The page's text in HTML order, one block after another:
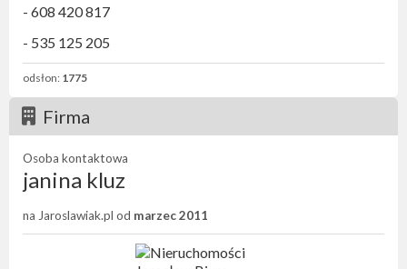
- 608 420 817
- 535 125 205
odsłon: 1775
Firma
Osoba kontaktowa
janina kluz
na Jaroslawiak.pl od marzec 2011